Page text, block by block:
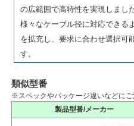
の広範囲で高特性を実現しました
様々なケーブル径に対応できる
を拡充し、要求に合わせ選択可
す。
類似型番
※スペックやパッケージ違いなどに
製品型番/メーカー